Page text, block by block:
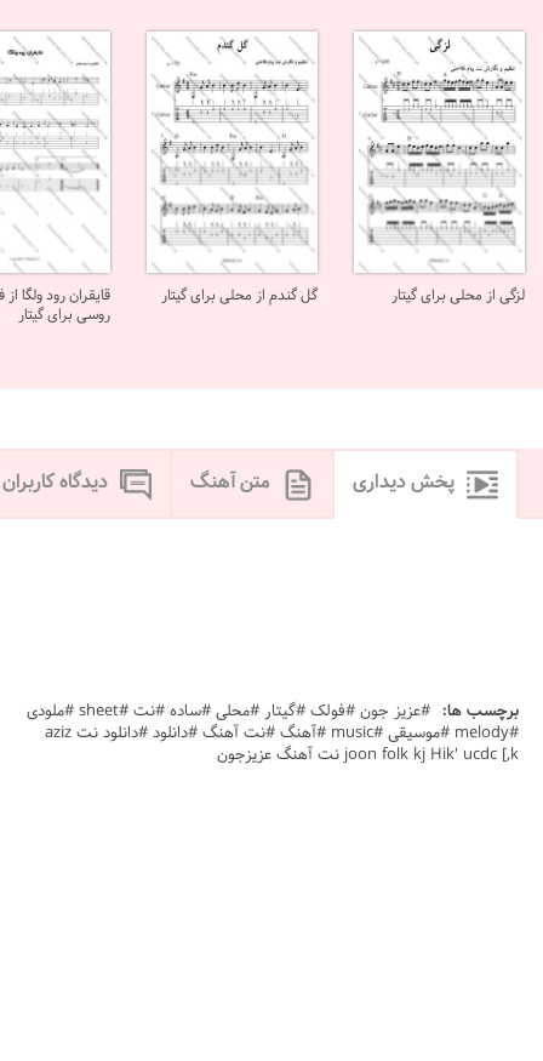
لزگی از محلی برای گیتار گل گندم از محلی برای گیتار
قایقران رود ولگا
روسی برای گیتار
پخش دیداری متن آهنگ دیدگاه کاربران
برچسب ها:
#عزیز جون #فولک #گیتار #محلی #ساده #نت #sheet #ملودی
#melody #موسیقی #music #آهنگ #نت آهنگ #دانلود #دانلود نت aziz
joon folk kj Hik' ucdc [,k نت آهنگ عزیزجون